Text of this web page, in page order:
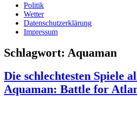
Politik
Wetter
Datenschutzerklärung
Impressum
Schlagwort: Aquaman
Die schlechtesten Spiele
Aquaman: Battle for